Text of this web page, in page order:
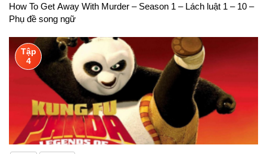
How To Get Away With Murder – Season 1 – Lách luật 1 – 10 –
Phụ đề song ngữ
Tập
4